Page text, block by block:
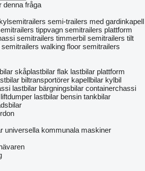
denna fråga
kylsemitrailers semi-trailers med gardinkapell
tippvagn semitrailers plattform
semitrailers timmerbil semitrailers tilt
walking floor semitrailers
skåplastbilar flak lastbilar plattform
biltransportörer kapellbilar kylbil
lastbilar bärgningsbilar containerchassi
liftdumper lastbilar bensin tankbilar
universella kommunala maskiner